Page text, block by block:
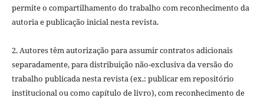
permite o compartilhamento do trabalho com reconhecimento da
autoria e publicação inicial nesta revista.
2. Autores têm autorização para assumir contratos adicionais
separadamente, para distribuição não-exclusiva da versão do
trabalho publicada nesta revista (ex.: publicar em repositório
institucional ou como capítulo de livro), com reconhecimento de